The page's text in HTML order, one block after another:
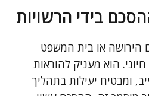
בידי הרשויות
הירושה או בית המשפט
הוא מעניק להוראות
ומבטיח יעילות בתהליך